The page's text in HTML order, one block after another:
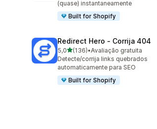
(quase) instantaneamente
Built for Shopify
Redirect Hero ‑ Corrija 404
5,0de 5 estrelas
(136)
136 avaliações ao todo
•Avaliação gratuita
Detecte/corrija links quebrados
automaticamente para SEO
Built for Shopify